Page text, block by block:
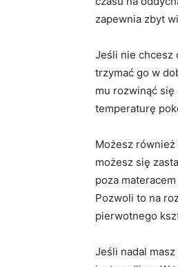
zapewnia zbyt
Jeśli nie chcesz
trzymać go w
mu rozwinąć
temperaturę
Możesz również
możesz się
poza
Pozwoli to na
pierwotnego
Jeśli nadal